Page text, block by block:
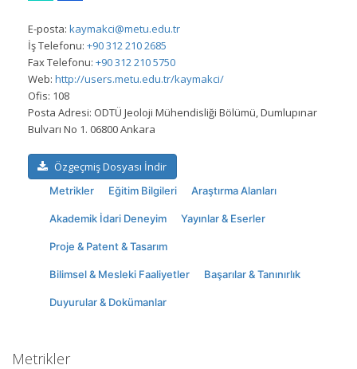
E-posta: kaymakci@metu.edu.tr
İş Telefonu: +90 312 210 2685
Fax Telefonu: +90 312 210 5750
Web: http://users.metu.edu.tr/kaymakci/
Ofis: 108
Posta Adresi: ODTÜ Jeoloji Mühendisliği Bölümü, Dumlupınar
Bulvarı No 1. 06800 Ankara
Özgeçmiş Dosyası İndir
Metrikler Eğitim Bilgileri Araştırma Alanları
Akademik İdari Deneyim Yayınlar & Eserler
Proje & Patent & Tasarım
Bilimsel & Mesleki Faaliyetler Başarılar & Tanınırlık
Duyurular & Dokümanlar
Metrikler